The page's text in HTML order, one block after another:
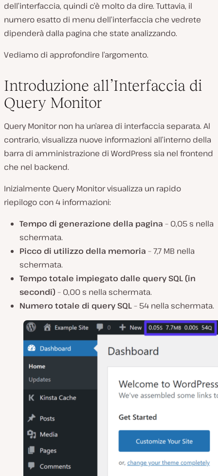
dell’interfaccia, quindi c’è molto da dire. Tuttavia, il
numero esatto di menu dell’interfaccia che vedrete
dipenderà dalla pagina che state analizzando.
Vediamo di approfondire l’argomento.
Introduzione all’Interfaccia di
Query Monitor
Query Monitor non ha un’area di interfaccia separata. Al
contrario, visualizza nuove informazioni all’interno della
barra di amministrazione di WordPress sia nel frontend
che nel backend.
Inizialmente Query Monitor visualizza un rapido
riepilogo con 4 informazioni:
Tempo di generazione della pagina – 0,05 s nella
schermata.
Picco di utilizzo della memoria – 7,7 MB nella
schermata.
Tempo totale impiegato dalle query SQL (in
secondi) – 0,00 s nella schermata.
Numero totale di query SQL– 54 nella schermata.